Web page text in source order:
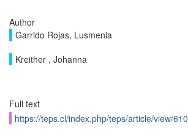
Author
Garrido Rojas, Lusmenia
Kreither , Johanna
Full text
https://teps.cl/index.php/teps/article/view/610